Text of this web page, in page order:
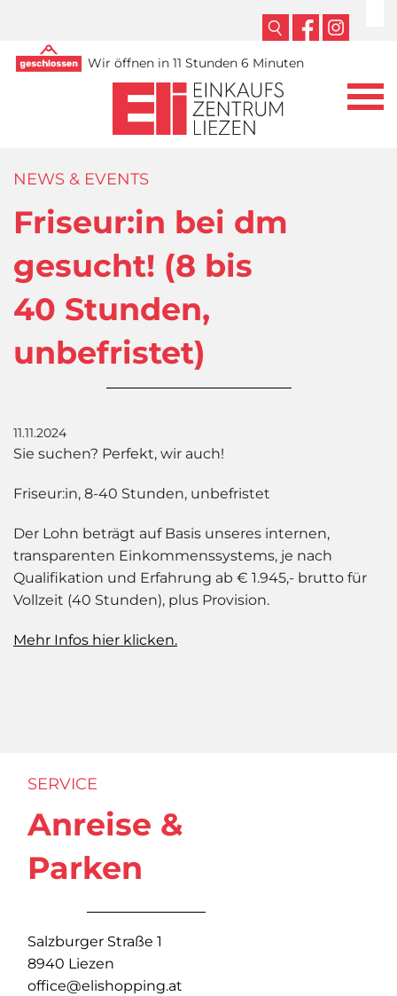
Wir öffnen in 11 Stunden 6 Minuten
NEWS & EVENTS
Friseur:in bei dm
gesucht! (8 bis
40 Stunden,
unbefristet)
11.11.2024
Sie suchen? Perfekt, wir auch!
Friseur:in, 8-40 Stunden, unbefristet
Der Lohn beträgt auf Basis unseres internen,
transparenten Einkommenssystems, je nach
Qualifikation und Erfahrung ab € 1.945,- brutto für
Vollzeit (40 Stunden), plus Provision.
Mehr Infos hier klicken.
SERVICE
Anreise &
Parken
Salzburger Straße 1
8940 Liezen
office@elishopping.at